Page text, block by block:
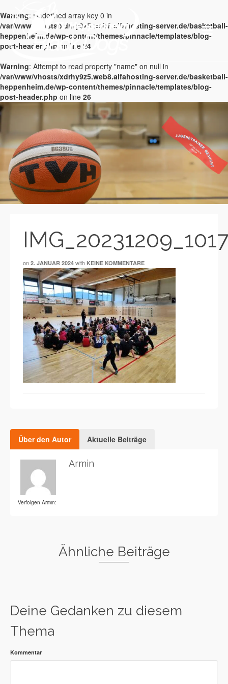
Warning: Undefined array key 0 in
/var/www/vhosts/xdrhy9z5.web8.alfahosting-server.de/basketball-
heppenheim.de/wp-content/themes/pinnacle/templates/blog-
post-header.php on line 24
Warning: Attempt to read property "name" on null in
/var/www/vhosts/xdrhy9z5.web8.alfahosting-server.de/basketball-
heppenheim.de/wp-content/themes/pinnacle/templates/blog-
post-header.php on line 26
on 2. JANUAR 2024 with KEINE KOMMENTARE
Über den Autor Aktuelle Beiträge
Verfolgen Armin:
Armin
Ähnliche Beiträge
Deine Gedanken zu diesem
Thema
Kommentar